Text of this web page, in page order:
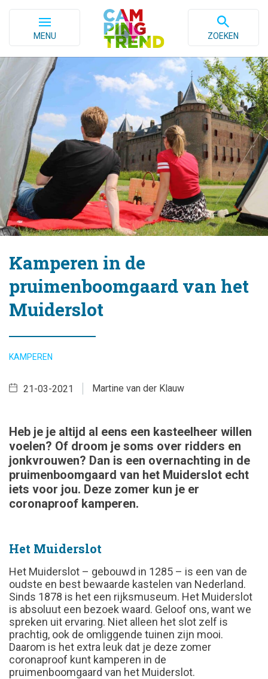
MENU ZOEKEN
Kamperen in de
pruimenboomgaard van het
Muiderslot
KAMPEREN
Martine van der Klauw
21-03-2021
Heb je je altijd al eens een kasteelheer willen
voelen? Of droom je soms over ridders en
jonkvrouwen? Dan is een overnachting in de
pruimenboomgaard van het Muiderslot echt
iets voor jou. Deze zomer kun je er
coronaproof kamperen.
Het Muiderslot
Het Muiderslot – gebouwd in 1285 – is een van de
oudste en best bewaarde kastelen van Nederland.
Sinds 1878 is het een rijksmuseum. Het Muiderslot
is absoluut een bezoek waard. Geloof ons, want we
spreken uit ervaring. Niet alleen het slot zelf is
prachtig, ook de omliggende tuinen zijn mooi.
Daarom is het extra leuk dat je deze zomer
coronaproof kunt kamperen in de
pruimenboomgaard van het Muiderslot.